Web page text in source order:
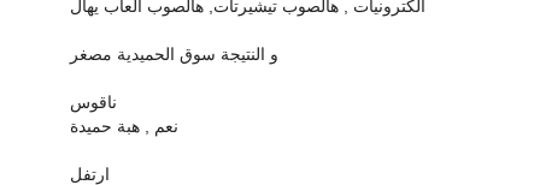
الكترونيات , هالصوب تيشيرتات, هالصوب العاب يهال
و النتيجة سوق الحميدية مصغر
ناقوس
نعم , هبة حميدة
ارتفل